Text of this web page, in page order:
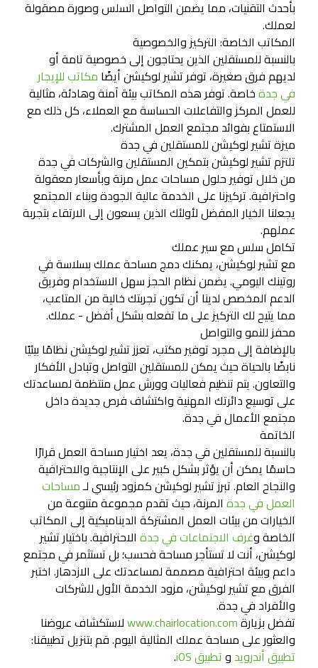
بأحدث التقنيات، مما يضمن التواصل السلس وصورة مصقولة
لعملك.
المكاتب الخاصة: التركيز والخصوصية
بالنسبة للمستقلين الذين يحتاجون إلى خصوصية تامة أو
لديهم فرق صغيرة، توفر تشير لوكيشن أيضًا مكاتب للإيجار
في جدةخاصة. توفر هذه المكاتب بيئة آمنة وهادئة، مثالية
للعمل المركز والتفاعلات الحساسة مع العملاء، كل ذلك مع
الاستمتاع بفوائد مجتمع العمل المشترك.
ميزة تشير لوكيشن للمستقلين في جدة
تلتزم تشير لوكيشن بتمكين المستقلين والشركات في جدة
من خلال توفير حلول مساحات عمل مرنة وبأسعار معقولة
واحترافية. تركيزنا على الخدمة عالية الجودة وبناء المجتمع
يجعلنا الخيار المفضل لأولئك الذين يسعون إلى الارتقاء بتجربة
عملهم.
تكامل سلس مع سير عملك
مع تشير لوكيشن، يمكنك دمج مساحة عملك بسلاسة في
روتينك اليومي. يضمن نظام الحجز سهل الاستخدام وفريق
الدعم المخصص لدينا أن تكون تجربتك خالية من المتاعب،
مما يتيح لك التركيز على ما تفعله بشكل أفضل - عملك.
محفز للنمو والتواصل
بالإضافة إلى مجرد توفير مكتب، تعزز تشير لوكيشن نظامًا بيئيًا
نابضًا بالحياة حيث يمكن للمستقلين التواصل وتبادل الأفكار
والتعاون. يتم تنظيم فعاليات وورش عمل منتظمة لمساعدتك
على توسيع دائرتك المهنية واكتشاف فرص جديدة داخل
مجتمع الأعمال في جدة.
الخاتمة
بالنسبة للمستقلين في جدة، يعد اختيار مساحة العمل قرارًا
حاسمًا يمكن أن يؤثر بشكل كبير على الإنتاجية والاحترافية
والنجاح العام. تبرز تشير لوكيشن كمزود رئيسي لـمساحات
العمل في جدة المرنة، حيث تقدم مجموعة متنوعة من
الخيارات من بيئات العمل المشتركة الديناميكية إلى المكاتب
الخاصة وغرف الاجتماعات في جدة الاحترافية. باختيار تشير
لوكيشن، أنت لا تستأجر مساحة فحسب؛ بل تستثمر في مجتمع
داعم وبيئة احترافية مصممة لمساعدتك على الازدهار. اختبر
الفرق مع تشير لوكيشن، مزود الخدمة الأول للشركات
والأفراد في جدة.
تفضل بزيارةwww.chairlocation.comلاستكشاف عروضنا
والعثور على مساحة عملك المثالية اليوم. قم بتنزيل تطبيقنا:
تطبيق أندرويد وتطبيق iOS .